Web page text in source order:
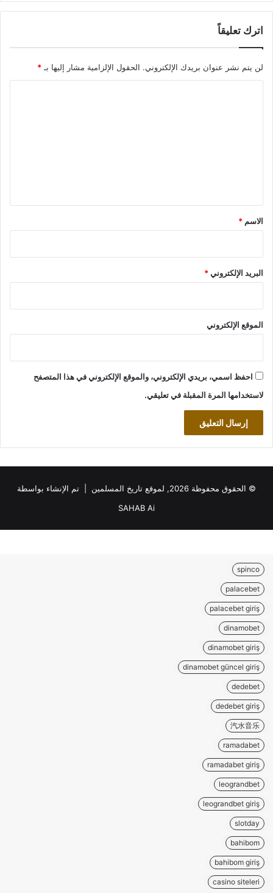
ه
اترك تعليقاً
لن يتم نشر عنوان بريدك الإلكتروني. الحقول الإلزامية مشار إليها بـ *
*
الاسم *
البريد الإلكتروني*
الموقع الإلكتروني
احفظ اسمي، بريدي الإلكتروني، والموقع الإلكتروني في هذا المتصفح
لاستخدامها المرة المقبلة في تعليقي.
© الحقوق محفوظة 2026, لموقع تاريخ المسلمين | تم الإنشاء بواسطة
SAHAB Ai
spinco
palacebet
palacebet giriş
dinamobet
dinamobet giriş
dinamobet güncel giriş
dedebet
dedebet giriş
汽水音乐
ramadabet
ramadabet giriş
leograndbet
leograndbet giriş
slotday
bahibom
bahibom giriş
casino siteleri